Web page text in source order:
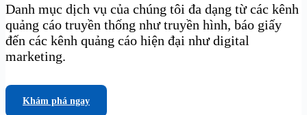
Danh mục dịch vụ của chúng tôi đa dạng từ các kênh
quảng cáo truyền thống như truyền hình, báo giấy
đến các kênh quảng cáo hiện đại như digital
marketing.
Khám phá ngay